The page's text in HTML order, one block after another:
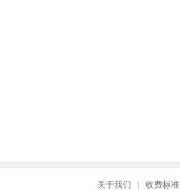
关于我们 | 收费标准